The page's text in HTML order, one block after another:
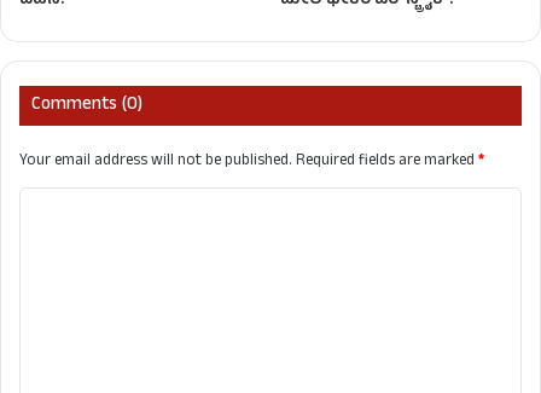
Comments (0)
Your email address will not be published.Required fields are marked*